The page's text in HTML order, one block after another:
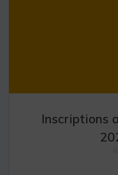
Inscriptions